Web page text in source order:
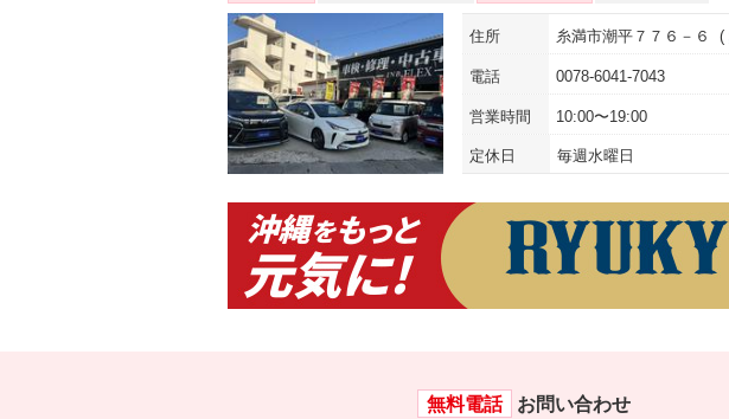
住所 糸満市潮平７７６－６
電話 0078-6041-7043
営業時間 10:00〜19:00
定休日 毎週水曜日
無料電話 お問い合わせ